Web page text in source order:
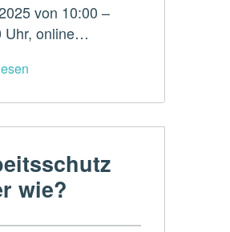
von 10:00 –
Uhr, online…
wie?